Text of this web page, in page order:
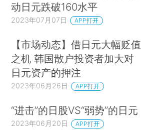
动日元跌破160水平
2023年07月07日 APP打开
【市场动态】借日元大幅贬值
之机 韩国散户投资者加大对
日元资产的押注
2023年06月26日 APP打开
“进击”的日股VS“弱势”的日元
2023年06月20日 APP打开